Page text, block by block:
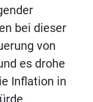
bei dieser
von
es drohe
Inflation in